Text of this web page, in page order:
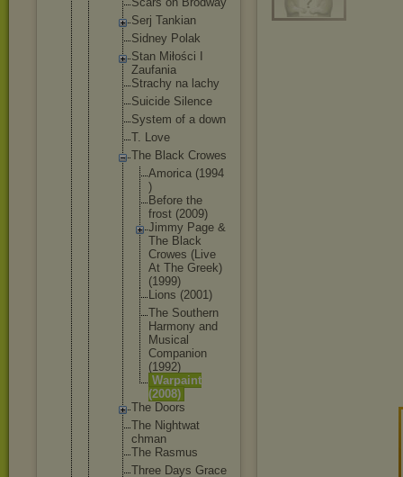
Serj Tankian
Sidney Polak
Stan Miłości I
Zaufania
Strachy na lachy
Suicide Silence
System of a down
T. Love
The Black Crowes
Amorica (1994
)
Before the
frost (2009)
Jimmy Page &
The Black
Crowes (Live
At The Greek)
(1999)
Lions (2001)
The Southern
Harmony and
Musical
Companion
(1992)
Warpaint
(2008)
The Doors
The Nightwat
chman
The Rasmus
Three Days Grace